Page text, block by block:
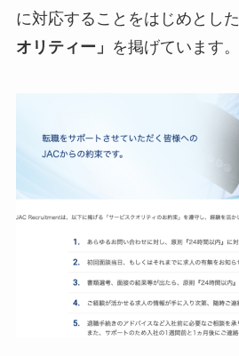
に対応することをはじめとした
オリティー」 を掲げています。